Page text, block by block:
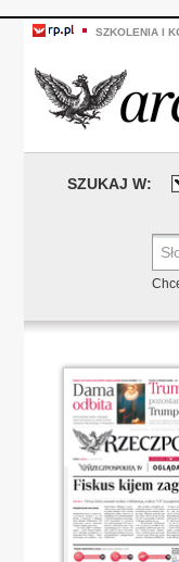
SZKOLENIA I
SZUKAJ W: